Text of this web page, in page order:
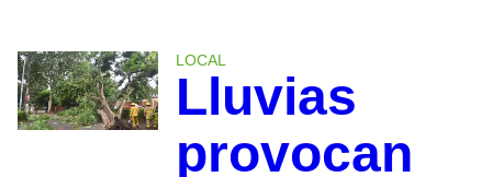
LOCAL
Lluvias
provocan